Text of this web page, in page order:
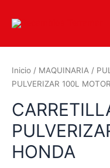
Inicio / MAQUINARIA /
PULVERIZAR 100L
HONDA